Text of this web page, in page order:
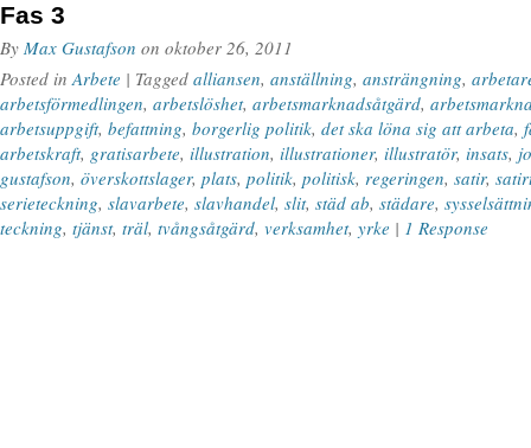
Fas 3
By Max Gustafson on oktober 26, 2011
Posted inArbete | Tagged alliansen, anställning, ansträngning,
arbetsförmedlingen, arbetslöshet, arbetsmarknadsåtgärd,
arbetsuppgift, befattning, borgerlig politik, det ska löna sig att arbeta,
arbetskraft, gratisarbete, illustration, illustrationer, illustratör, insats,
gustafson, överskottslager, plats, politik, politisk, regeringen, satir,
serieteckning, slavarbete, slavhandel, slit, städ ab, städare,
teckning, tjänst, träl, tvångsåtgärd, verksamhet, yrke | 1 Response